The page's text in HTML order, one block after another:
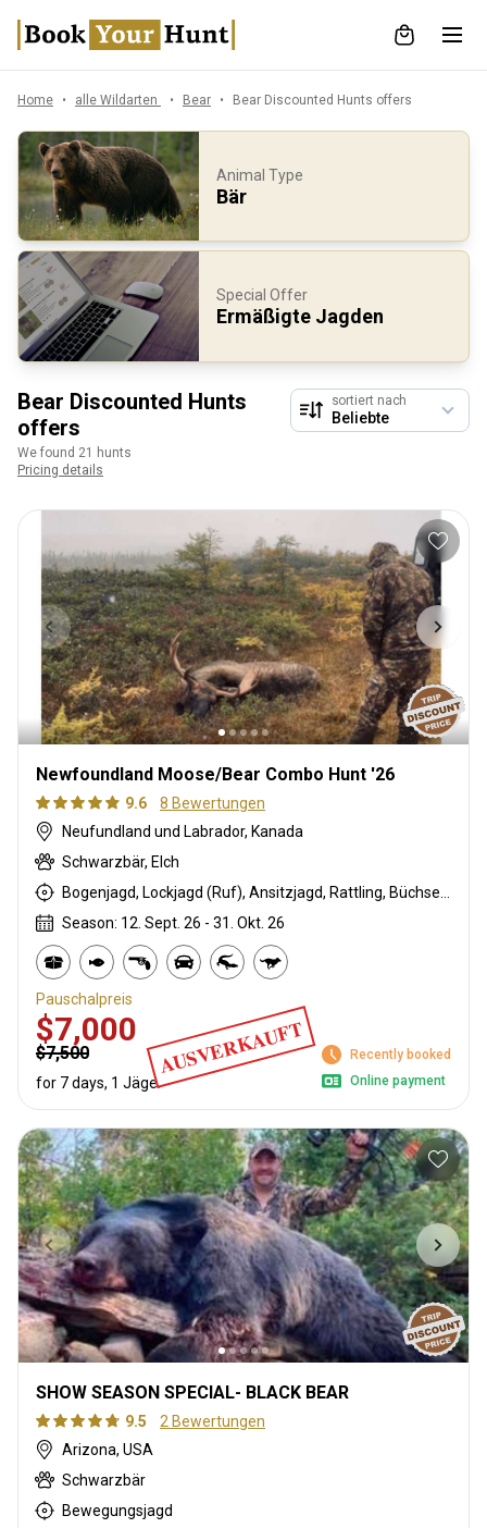
Home alle Wildarten Bear Bear Discounted Hunts offers
Animal Type
Bär
Special Offer
Ermäßigte Jagden
Bear Discounted Hunts
offers
We found 21 hunts
Pricing details
sortiert nach
Newfoundland Moose/Bear Combo Hunt '26
9.6
8 Bewertungen
Neufundland und Labrador, Kanada
Schwarzbär, Elch
Season: 12. Sept. 26 - 31. Okt. 26
AUSVERKAUFT
Pauschalpreis
$7,000
$7,500
for 7 days, 1 Jäger
Recently booked
Online payment
SHOW SEASON SPECIAL- BLACK BEAR
9.5
2 Bewertungen
Arizona, USA
Schwarzbär
Bewegungsjagd